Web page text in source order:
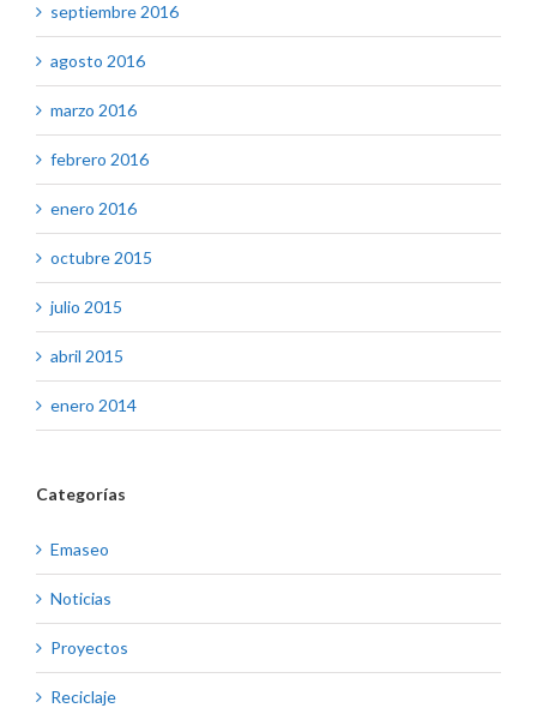
septiembre 2016
agosto 2016
marzo 2016
febrero 2016
enero 2016
octubre 2015
julio 2015
abril 2015
enero 2014
Categorías
Emaseo
Noticias
Proyectos
Reciclaje